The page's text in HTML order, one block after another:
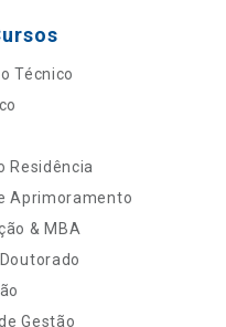
Técnico
Residência
Aprimoramento
& MBA
Gestão